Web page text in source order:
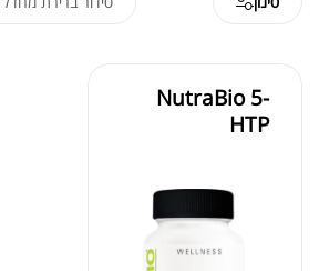
NutraBio 5-
HTP